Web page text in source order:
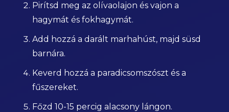
Pirítsd meg az olívaolajon és vajon a
hagymát és fokhagymát.
Add hozzá a darált marhahúst, majd süsd
barnára.
Keverd hozzá a paradicsomszószt és a
fűszereket.
Főzd 10-15 percig alacsony lángon.